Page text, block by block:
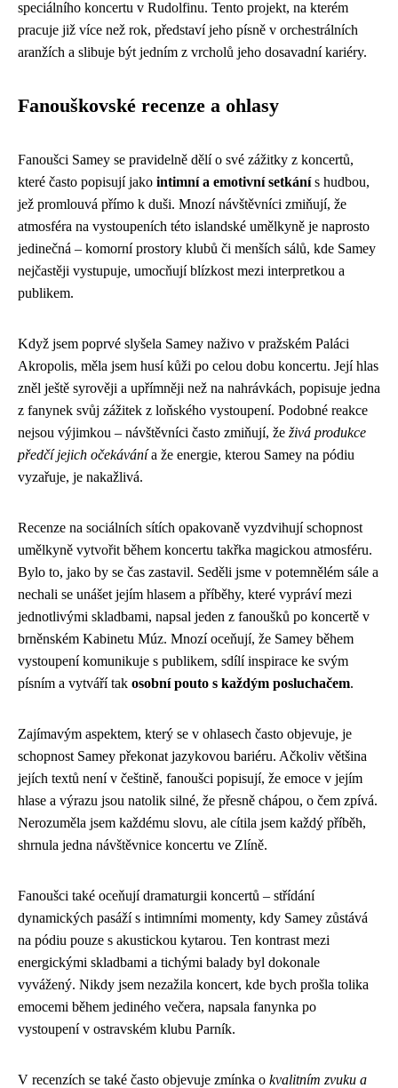
speciálního koncertu v Rudolfinu. Tento projekt, na kterém
pracuje již více než rok, představí jeho písně v orchestrálních
aranžích a slibuje být jedním z vrcholů jeho dosavadní kariéry.
Fanouškovské recenze a ohlasy
Fanoušci Samey se pravidelně dělí o své zážitky z koncertů,
které často popisují jako intimní a emotivní setkánís hudbou,
jež promlouvá přímo k duši. Mnozí návštěvníci zmiňují, že
atmosféra na vystoupeních této islandské umělkyně je naprosto
jedinečná – komorní prostory klubů či menších sálů, kde Samey
nejčastěji vystupuje, umocňují blízkost mezi interpretkou a
publikem.
Když jsem poprvé slyšela Samey naživo v pražském Paláci
Akropolis, měla jsem husí kůži po celou dobu koncertu. Její hlas
zněl ještě syrověji a upřímněji než na nahrávkách, popisuje jedna
z fanynek svůj zážitek z loňského vystoupení. Podobné reakce
nejsou výjimkou – návštěvníci často zmiňují, že živá produkce
předčí jejich očekávánía že energie, kterou Samey na pódiu
vyzařuje, je nakažlivá.
Recenze na sociálních sítích opakovaně vyzdvihují schopnost
umělkyně vytvořit během koncertu takřka magickou atmosféru.
Bylo to, jako by se čas zastavil. Seděli jsme v potemnělém sále a
nechali se unášet jejím hlasem a příběhy, které vypráví mezi
jednotlivými skladbami, napsal jeden z fanoušků po koncertě v
brněnském Kabinetu Múz. Mnozí oceňují, že Samey během
vystoupení komunikuje s publikem, sdílí inspirace ke svým
písním a vytváří tak osobní pouto s každým posluchačem.
Zajímavým aspektem, který se v ohlasech často objevuje, je
schopnost Samey překonat jazykovou bariéru. Ačkoliv většina
jejích textů není v češtině, fanoušci popisují, že emoce v jejím
hlase a výrazu jsou natolik silné, že přesně chápou, o čem zpívá.
Nerozuměla jsem každému slovu, ale cítila jsem každý příběh,
shrnula jedna návštěvnice koncertu ve Zlíně.
Fanoušci také oceňují dramaturgii koncertů – střídání
dynamických pasáží s intimními momenty, kdy Samey zůstává
na pódiu pouze s akustickou kytarou. Ten kontrast mezi
energickými skladbami a tichými balady byl dokonale
vyvážený. Nikdy jsem nezažila koncert, kde bych prošla tolika
emocemi během jediného večera, napsala fanynka po
vystoupení v ostravském klubu Parník.
V recenzích se také často objevuje zmínka o kvalitním zvuku a